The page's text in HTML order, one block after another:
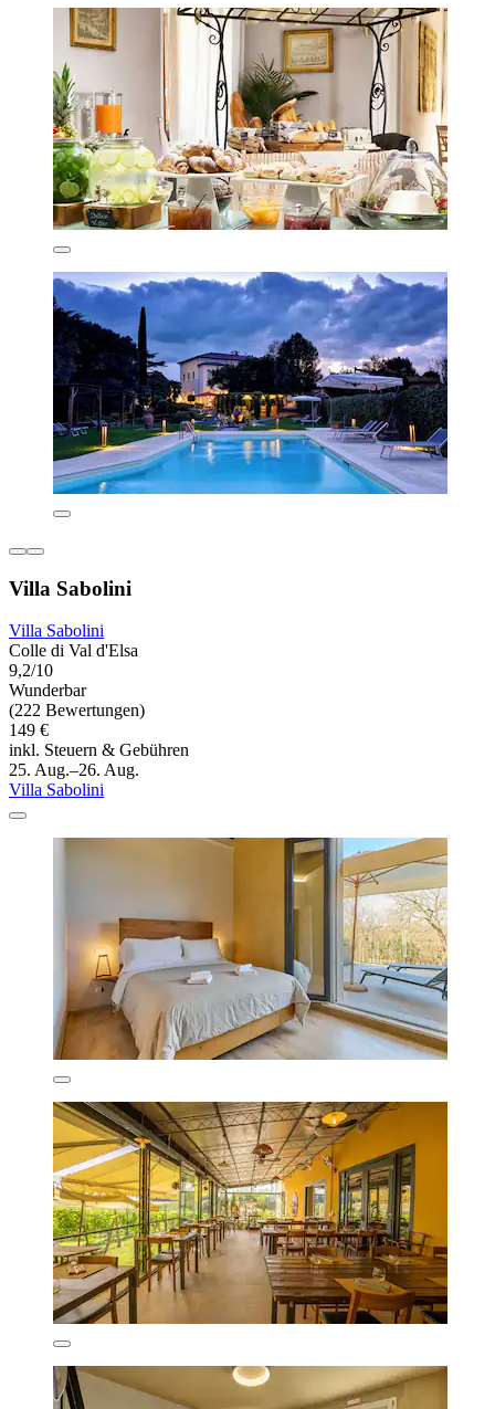
Villa Sabolini
Villa Sabolini
Colle di Val d'Elsa
9,2/10
Wunderbar
(222 Bewertungen)
149 €
inkl. Steuern & Gebühren
25. Aug.–26. Aug.
Villa Sabolini